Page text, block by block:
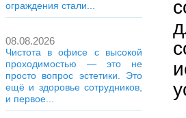
ограждения стали...
08.08.2026
Чистота в офисе с высокой
проходимостью — это не
просто вопрос эстетики. Это
ещё и здоровье сотрудников,
и первое...